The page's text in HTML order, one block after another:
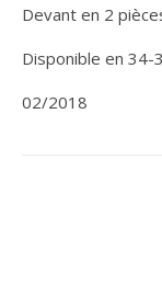
Devant en 2
Disponible en
02/2018